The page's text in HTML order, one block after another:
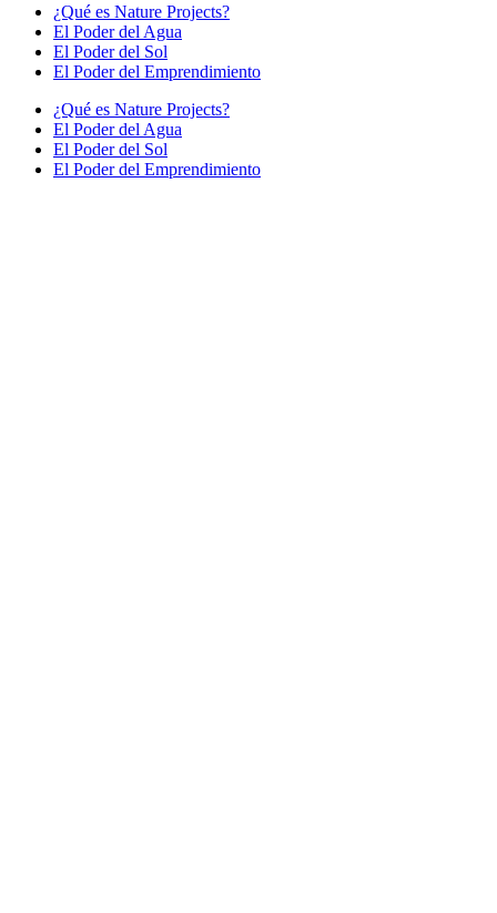
¿Qué es Nature Projects?
El Poder del Agua
El Poder del Sol
El Poder del Emprendimiento
¿Qué es Nature Projects?
El Poder del Agua
El Poder del Sol
El Poder del Emprendimiento